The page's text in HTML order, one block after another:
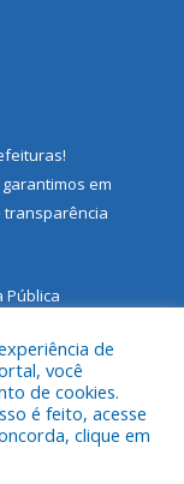
!
em
transparência
Pública
de Santarém
de
você
de cookies.
é feito, acesse
clique em